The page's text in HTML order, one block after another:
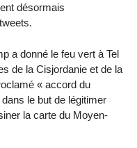
désormais
a donné le feu vert à Tel
de la Cisjordanie et de la
« accord du
le but de légitimer
la carte du Moyen-